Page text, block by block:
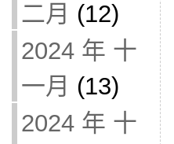
二月 (12)
2024 年 十
一月 (13)
2024 年 十